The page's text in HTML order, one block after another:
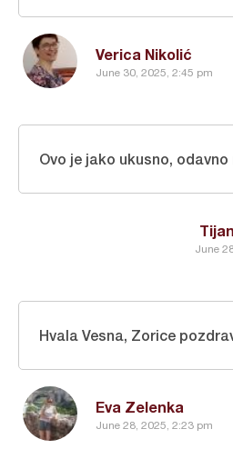
Verica Nikolić
June 30, 2025, 2:45 pm
June
Ovo je jako ukusno,
Eva Zelenka
June 28, 2025, 2:23 pm
Hvala Vesna, Zorice